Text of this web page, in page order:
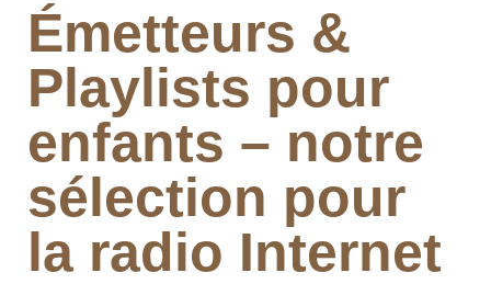
Émetteurs &
Playlists pour
enfants – notre
sélection pour
la radio Internet